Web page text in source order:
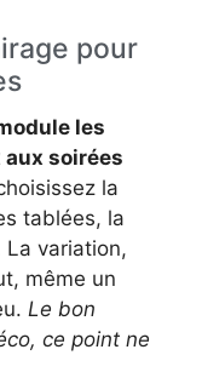
pour
les
soirées
la
tablées, la
variation,
même un
Le bon
ce point ne